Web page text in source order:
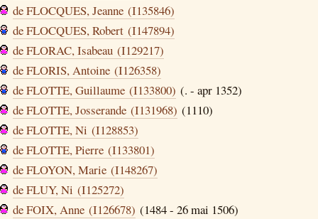
de FLOCQUES, Jeanne (I135846)
de FLOCQUES, Robert (I147894)
de FLORAC, Isabeau (I129217)
de FLORIS, Antoine (I126358)
de FLOTTE, Guillaume (I133800) (. - apr 1352)
de FLOTTE, Josserande (I131968) (1110)
de FLOTTE, Ni (I128853)
de FLOTTE, Pierre (I133801)
de FLOYON, Marie (I148267)
de FLUY, Ni (I125272)
de FOIX, Anne (I126678) (1484 - 26 mai 1506)